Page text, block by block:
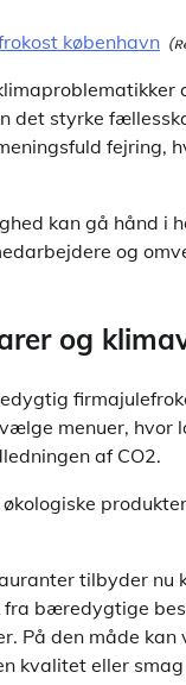
københavn
det styrke
fejring,
kan gå hånd i
og
og
menuer, hvor
af CO2.
tilbyder nu
fra bæredygtige
På den måde
kvalitet eller